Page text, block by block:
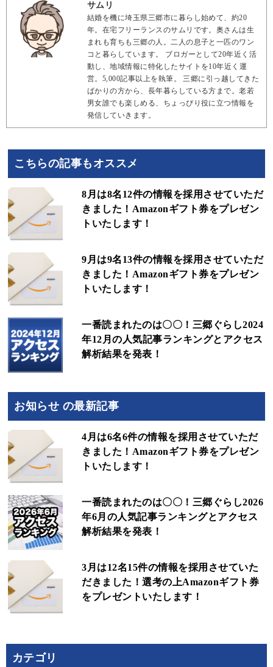
サムリ
結婚を機に埼玉県三郷市に暮らし始めて、約20
年。在宅フリーランスのサムリです。奥さんは生
まれも育ちも三郷の人。二人の息子と一匹のワン
コと暮らしています。 ブロガーとして20年近く活
動し、地域情報に特化したサイトを10年近く運
営。5,000記事以上を執筆。 三郷に引っ越してきた
ばかりの方から、長年暮らしている方まで。老若
男女誰でも楽しめる、ちょっぴり役に立つ情報を
発信していきます。
こちらの記事もオススメ
8月は8名12件の情報を採用させていただ
きました！Amazonギフト券をプレゼン
トいたします！
9月は9名13件の情報を採用させていただ
きました！Amazonギフト券をプレゼン
トいたします！
一番読まれたのは〇〇！三郷ぐらし2024
年12月の人気記事ランキングとアクセス
解析結果を発表！
お知らせ の最新記事
4月は6名6件の情報を採用させていただ
きました！Amazonギフト券をプレゼン
トいたします！
一番読まれたのは〇〇！三郷ぐらし2026
年6月の人気記事ランキングとアクセス
解析結果を発表！
3月は12名15件の情報を採用させていた
だきました！選考の上Amazonギフト券
をプレゼントいたします！
カテゴリ